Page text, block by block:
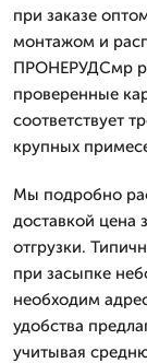
при заказе
монтажом и
ПРОНЕРУДСмр
проверенные
соответствует
крупных
Мы подробно
доставкой цена
отгрузки.
при засыпке
необходим
удобства
учитывая